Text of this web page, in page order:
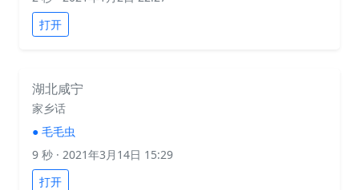
打开
湖北咸宁
家乡话
● 毛毛虫
9 秒 · 2021年3月14日 15:29
打开